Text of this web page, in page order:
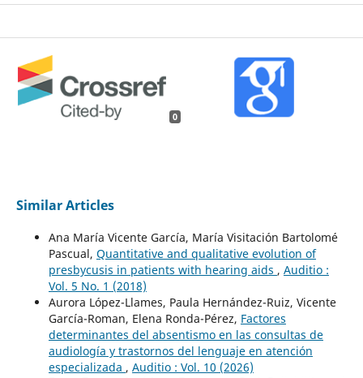
0
Similar Articles
Ana María Vicente García, María Visitación Bartolomé
Pascual, Quantitative and qualitative evolution of
presbycusis in patients with hearing aids , Auditio :
Vol. 5 No. 1 (2018)
Aurora López-Llames, Paula Hernández-Ruiz, Vicente
García-Roman, Elena Ronda-Pérez, Factores
determinantes del absentismo en las consultas de
audiología y trastornos del lenguaje en atención
especializada , Auditio : Vol. 10 (2026)